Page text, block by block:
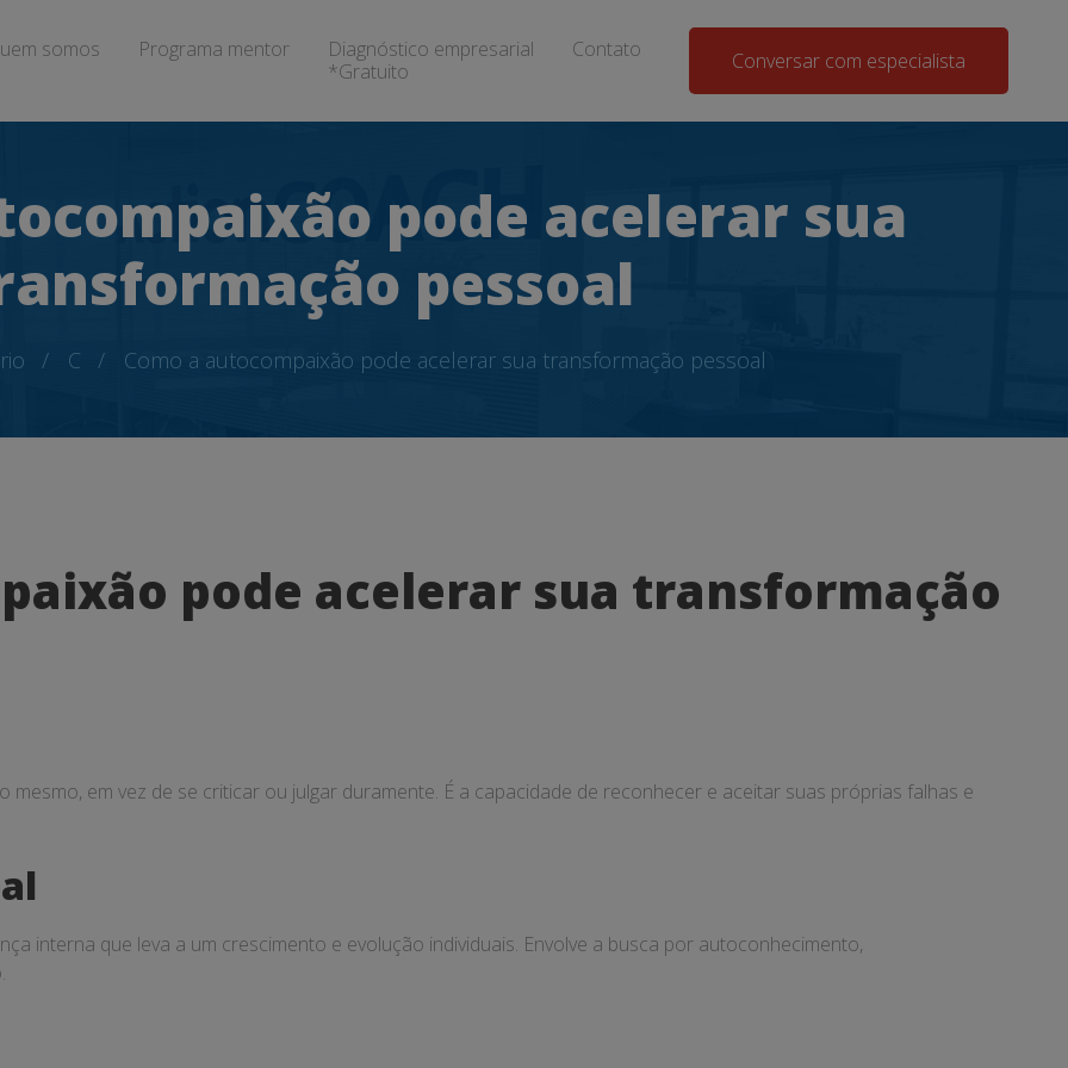
somos Programa mentor
Diagnóstico empresarial
*Gratuito
Contato Conversar com especialista
pode acelerar sua
pessoal
C Como a autocompaixão pode acelerar sua transformação pessoal
pode acelerar sua transformação
em vez de se criticar ou julgar duramente. É a capacidade de reconhecer e aceitar suas próprias falhas e
interna que leva a um crescimento e evolução individuais. Envolve a busca por autoconhecimento,